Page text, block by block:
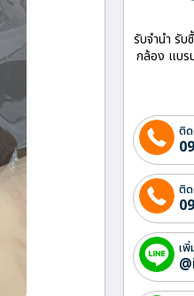
รับจำนำ รั
กล้อง แบร
ติ
ติ
เ